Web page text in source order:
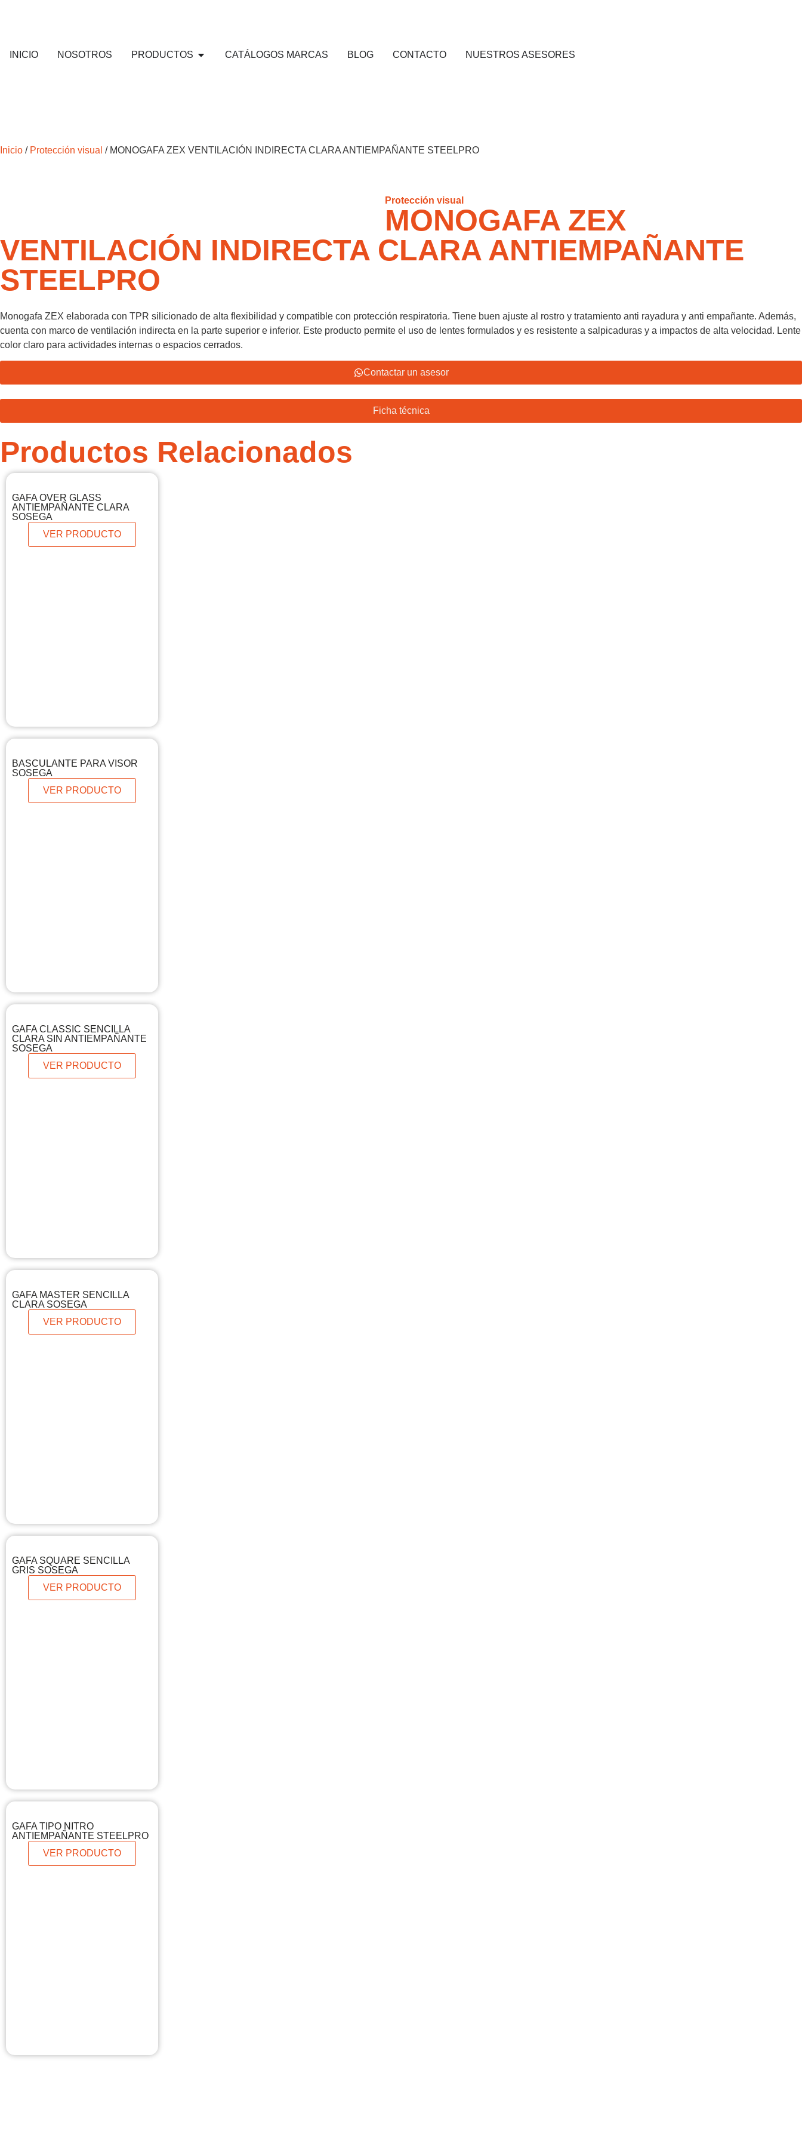
INICIO NOSOTROS PRODUCTOS CATÁLOGOS MARCAS BLOG CONTACTO NUESTROS ASESORES
Inicio / Protección visual / MONOGAFA ZEX VENTILACIÓN INDIRECTA CLARA ANTIEMPAÑANTE STEELPRO
Protección visual
MONOGAFA ZEX
VENTILACIÓN INDIRECTA CLARA ANTIEMPAÑANTE
STEELPRO
Monogafa ZEX elaborada con TPR silicionado de alta flexibilidad y compatible con protección respiratoria. Tiene buen ajuste al rostro y tratamiento anti rayadura y anti empañante. Además,
cuenta con marco de ventilación indirecta en la parte superior e inferior. Este producto permite el uso de lentes formulados y es resistente a salpicaduras y a impactos de alta velocidad. Lente
color claro para actividades internas o espacios cerrados.
Contactar un asesor
Ficha técnica
Productos Relacionados
GAFA OVER GLASS
ANTIEMPAÑANTE CLARA
SOSEGA
VER PRODUCTO
BASCULANTE PARA VISOR
SOSEGA
VER PRODUCTO
GAFA CLASSIC SENCILLA
CLARA SIN ANTIEMPAÑANTE
SOSEGA
VER PRODUCTO
GAFA MASTER SENCILLA
CLARA SOSEGA
VER PRODUCTO
GAFA SQUARE SENCILLA
GRIS SOSEGA
VER PRODUCTO
GAFA TIPO NITRO
ANTIEMPAÑANTE STEELPRO
VER PRODUCTO